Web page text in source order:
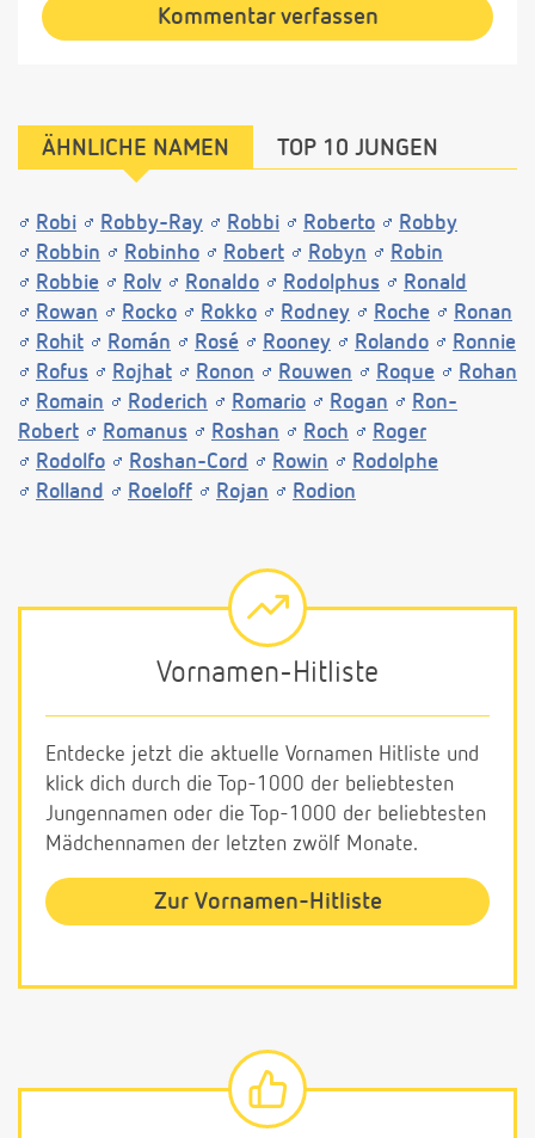
Kommentar verfassen
ÄHNLICHE NAMEN TOP 10 JUNGEN
Robi Robby-Ray Robbi Roberto
Robby
Robbin
Robinho Robert Robyn
Robin
Robbie
Rolv Ronaldo Rodolphus
Ronald
Rowan
Rocko Rokko Rodney Roche
Ronan
Rohit
Román Rosé Rooney Rolando
Ronnie
Rofus
Rojhat Ronon Rouwen Roque
Rohan
Romain
Roderich Romario Rogan
Ron-
Robert
Romanus Roshan Roch
Roger
Rodolfo
Roshan-Cord Rowin
Rodolphe
Rolland
Roeloff Rojan Rodion
Vornamen-Hitliste
Entdecke jetzt die aktuelle Vornamen Hitliste und
klick dich durch die Top-1000 der beliebtesten
Jungennamen oder die Top-1000 der beliebtesten
Mädchennamen der letzten zwölf Monate.
Zur Vornamen-Hitliste